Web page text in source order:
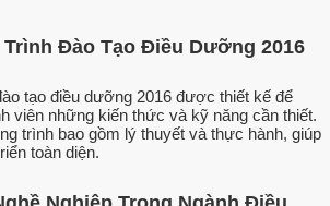
Đào Tạo Điều Dưỡng 2016
tạo điều dưỡng 2016 được thiết kế để
viên những kiến thức và kỹ năng cần thiết.
trình bao gồm lý thuyết và thực hành, giúp
toàn diện.